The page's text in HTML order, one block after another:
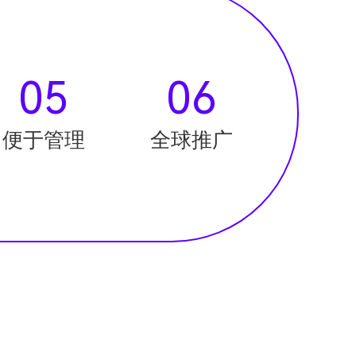
05
便于管理
06
全球推广